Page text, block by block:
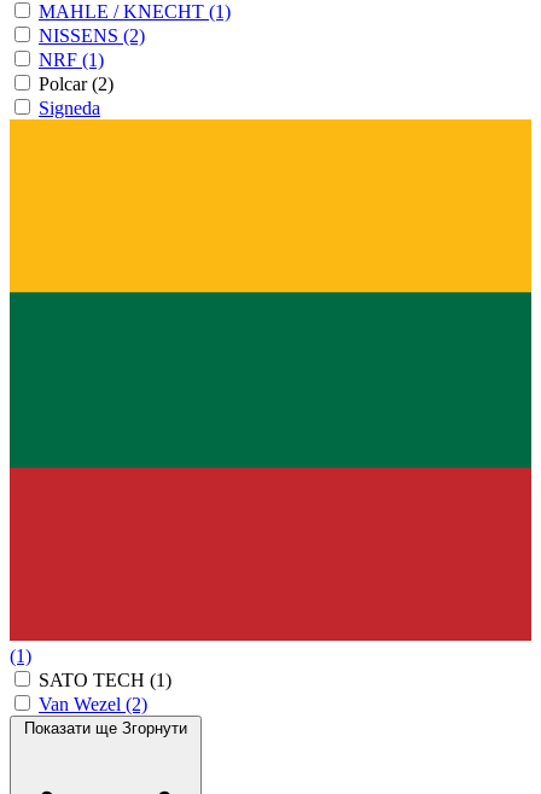
MAHLE / KNECHT (1)
NISSENS (2)
NRF (1)
Polcar(2)
Signeda
(1)
SATO TECH (1)
Van Wezel (2)
Показати ще Згорнути